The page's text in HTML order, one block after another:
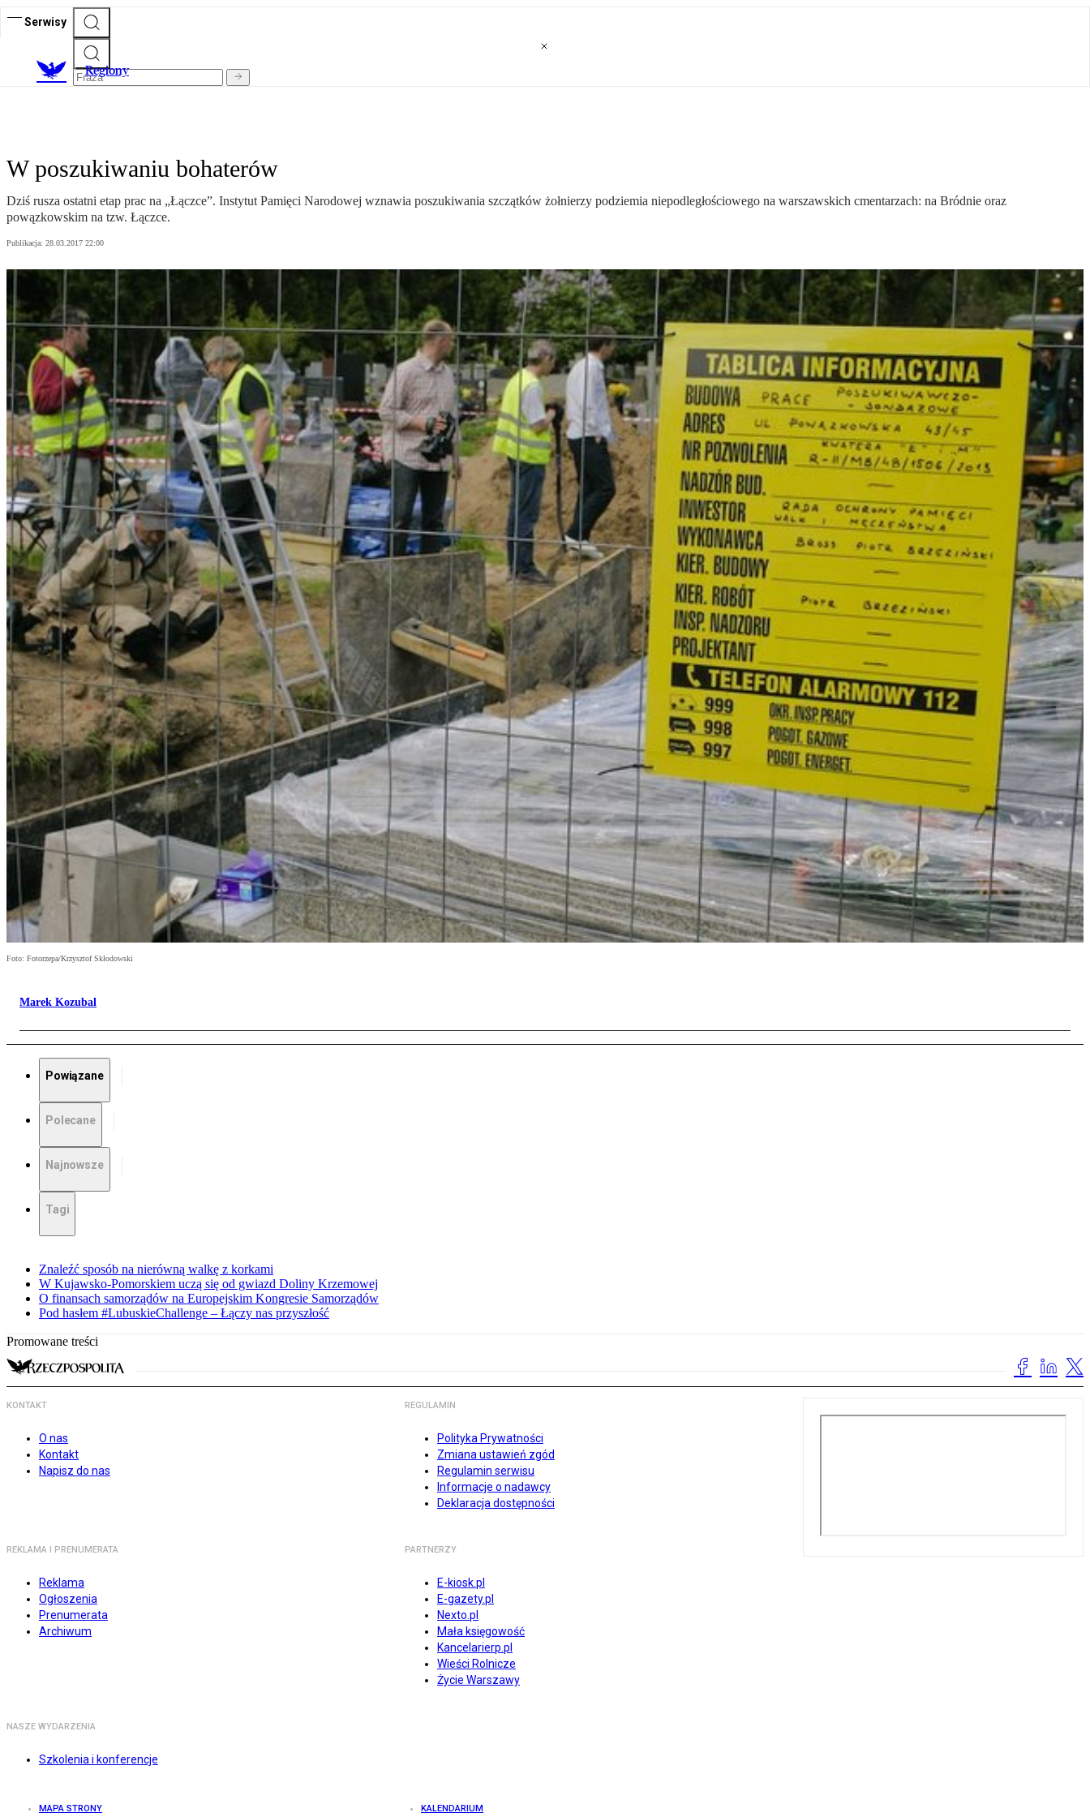
Serwisy
Regiony
W poszukiwaniu bohaterów
Dziś rusza ostatni etap prac na „Łączce”. Instytut Pamięci Narodowej wznawia poszukiwania szczątków żołnierzy podziemia niepodległościowego na warszawskich cmentarzach: na Bródnie oraz
powązkowskim na tzw. Łączce.
Publikacja: 28.03.2017 22:00
Foto: Fotorzepa/Krzysztof Skłodowski
Marek Kozubal
Powiązane
Polecane
Najnowsze
Tagi
Znaleźć sposób na nierówną walkę z korkami
W Kujawsko-Pomorskiem uczą się od gwiazd Doliny Krzemowej
O finansach samorządów na Europejskim Kongresie Samorządów
Pod hasłem #LubuskieChallenge – Łączy nas przyszłość
Promowane treści
KONTAKT
O nas
Kontakt
Napisz do nas
REGULAMIN
Polityka Prywatności
Zmiana ustawień zgód
Regulamin serwisu
Informacje o nadawcy
Deklaracja dostępności
REKLAMA I PRENUMERATA
Reklama
Ogłoszenia
Prenumerata
Archiwum
PARTNERZY
E-kiosk.pl
E-gazety.pl
Nexto.pl
Mała księgowość
Kancelarierp.pl
Wieści Rolnicze
Życie Warszawy
NASZE WYDARZENIA
Szkolenia i konferencje
MAPA STRONY KALENDARIUM